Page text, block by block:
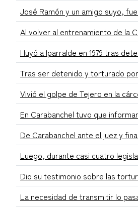
José Ramón y un amigo suyo,
Al volver al entrenamiento de la
Huyó a Iparralde en 1979 tras
Tras ser detenido y torturado por
Vivió el golpe de Tejero en la
En Carabanchel tuvo que
De Carabanchel ante el juez y
Luego, durante casi cuatro
Dio su testimonio sobre las
La necesidad de transmitir lo